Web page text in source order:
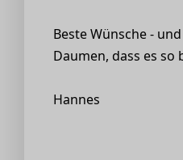
Beste Wünsche -
Daumen, dass es so
Hannes